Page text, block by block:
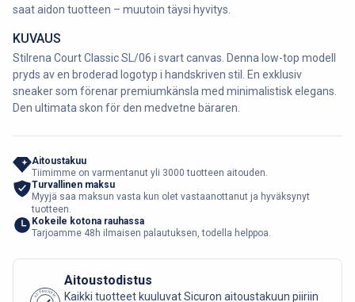
saat aidon tuotteen – muutoin täysi hyvitys.
KUVAUS
Stilrena Court Classic SL/06 i svart canvas. Denna low-top modell
pryds av en broderad logotyp i handskriven stil. En exklusiv
sneaker som förenar premiumkänsla med minimalistisk elegans.
Den ultimata skon för den medvetne bäraren.
Aitoustakuu
Tiimimme on varmentanut yli 3000 tuotteen aitouden.
Turvallinen maksu
Myyjä saa maksun vasta kun olet vastaanottanut ja hyväksynyt
tuotteen.
Kokeile kotona rauhassa
Tarjoamme 48h ilmaisen palautuksen, todella helppoa.
AUTHENTIC
Aitoustodistus
Kaikki tuotteet kuuluvat Sicuron aitoustakuun piiriin